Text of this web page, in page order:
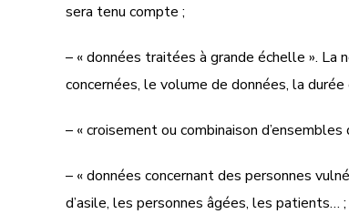
sera tenu compte ;
– « données traitées à grande échelle ». La
concernées, le volume de données, la
– « croisement ou combinaison d’ensembles
– « données concernant des personnes
d’asile, les personnes âgées, les patients… ;